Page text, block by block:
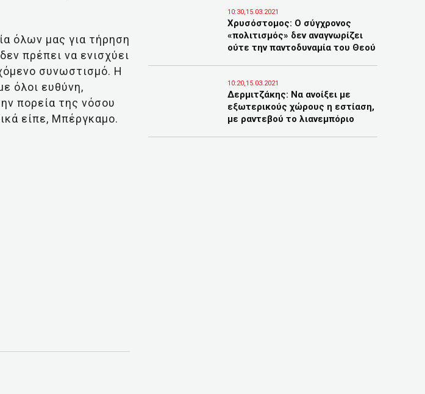
όλων μας για τήρηση
πρέπει να ενισχύει
συνωστισμό. Η
όλοι ευθύνη,
πορεία της νόσου
είπε, Μπέργκαμο.
10:30,15.03.2021
Χρυσόστομος: Ο σύγχρονος
«πολιτισμός» δεν αναγνωρίζει
ούτε την παντοδυναμία του Θεού
10:20,15.03.2021
Δερμιτζάκης: Να ανοίξει με
εξωτερικούς χώρους η εστίαση,
με ραντεβού το λιανεμπόριο